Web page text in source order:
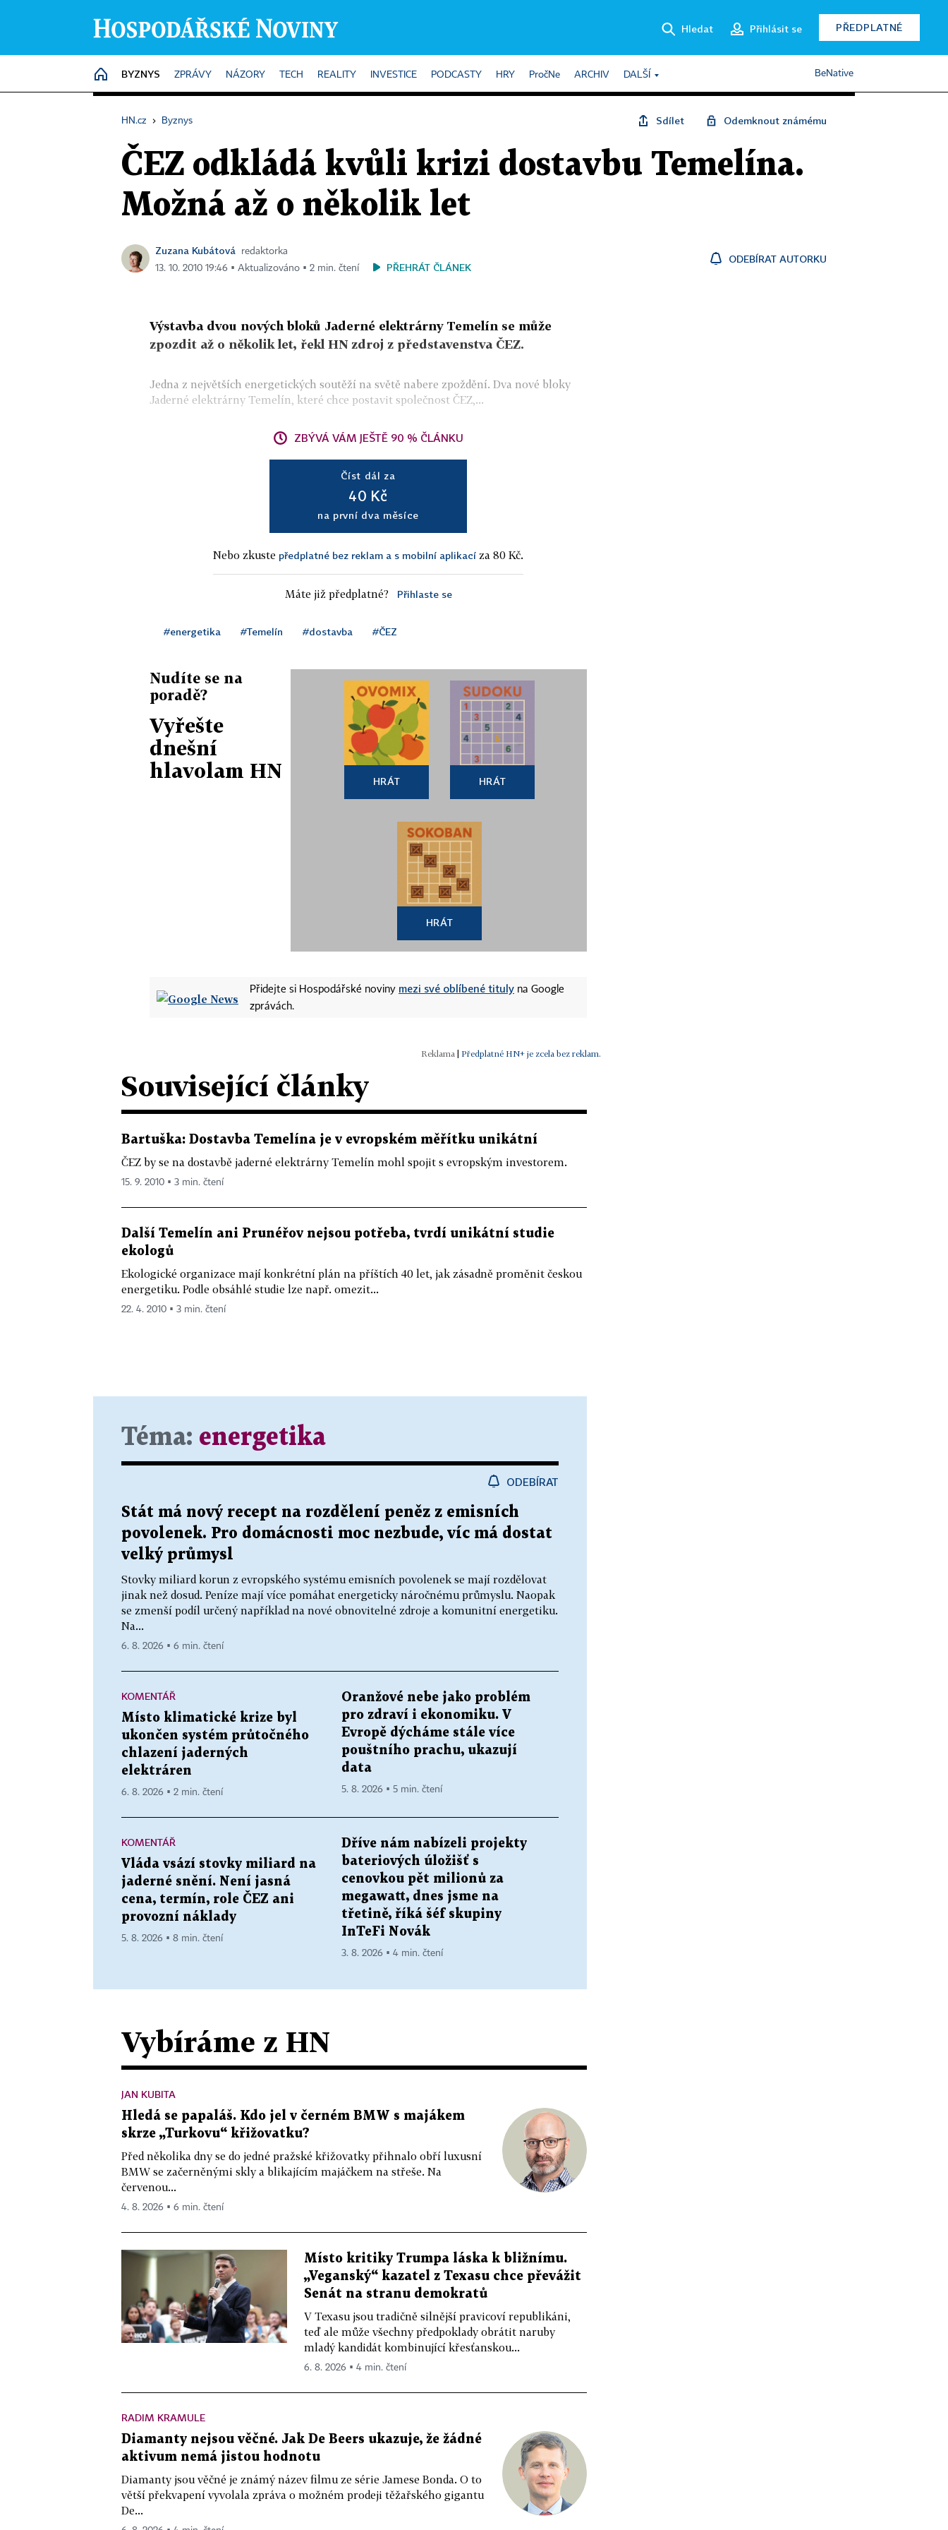
Hledat Přihlásit se PŘEDPLATNÉ
HOME
BYZNYS ZPRÁVY NÁZORY TECH REALITY INVESTICE PODCASTY HRY PročNe ARCHIV DALŠÍ BeNative
HN.cz › Byznys Sdílet Odemknout známému
ČEZ odkládá kvůli krizi dostavbu Temelína.
Možná až o několik let
Zuzana Kubátová
redaktorka
13. 10. 2010 19:46 ▪ Aktualizováno ▪ 2 min. čtení
PŘEHRÁT ČLÁNEK
ODEBÍRAT AUTORKU
Výstavba dvou nových bloků Jaderné elektrárny Temelín se může
zpozdit až o několik let, řekl HN zdroj z představenstva ČEZ.
Jedna z největších energetických soutěží na světě nabere zpoždění. Dva nové bloky
Jaderné elektrárny Temelín, které chce postavit společnost ČEZ,...
ZBÝVÁ VÁM JEŠTĚ 90 % ČLÁNKU
Číst dál za
40 Kč
na první dva měsíce
Nebo zkuste předplatné bez reklam a s mobilní aplikací za 80 Kč.
Máte již předplatné? Přihlaste se
#energetika #Temelín #dostavba #ČEZ
Nudíte se na
poradě?
Vyřešte
dnešní
hlavolam HN
HRÁT HRÁT
HRÁT
Přidejte si Hospodářské noviny mezi své oblíbené tituly na Google
zprávách.
Předplatné HN+ je zcela bez reklam.
Související články
Bartuška: Dostavba Temelína je v evropském měřítku unikátní
ČEZ by se na dostavbě jaderné elektrárny Temelín mohl spojit s evropským investorem.
15. 9. 2010 ▪ 3 min. čtení
Další Temelín ani Prunéřov nejsou potřeba, tvrdí unikátní studie
ekologů
Ekologické organizace mají konkrétní plán na příštích 40 let, jak zásadně proměnit českou
energetiku. Podle obsáhlé studie lze např. omezit...
22. 4. 2010 ▪ 3 min. čtení
Téma: energetika
ODEBÍRAT
Stát má nový recept na rozdělení peněz z emisních
povolenek. Pro domácnosti moc nezbude, víc má dostat
velký průmysl
Stovky miliard korun z evropského systému emisních povolenek se mají rozdělovat
jinak než dosud. Peníze mají více pomáhat energeticky náročnému průmyslu. Naopak
se zmenší podíl určený například na nové obnovitelné zdroje a komunitní energetiku.
Na...
6. 8. 2026 ▪ 6 min. čtení
KOMENTÁŘ
Místo klimatické krize byl
ukončen systém průtočného
chlazení jaderných
elektráren
6. 8. 2026 ▪ 2 min. čtení
Oranžové nebe jako problém
pro zdraví i ekonomiku. V
Evropě dýcháme stále více
pouštního prachu, ukazují
data
5. 8. 2026 ▪ 5 min. čtení
KOMENTÁŘ
Vláda vsází stovky miliard na
jaderné snění. Není jasná
cena, termín, role ČEZ ani
provozní náklady
5. 8. 2026 ▪ 8 min. čtení
Dříve nám nabízeli projekty
bateriových úložišť s
cenovkou pět milionů za
megawatt, dnes jsme na
třetině, říká šéf skupiny
InTeFi Novák
3. 8. 2026 ▪ 4 min. čtení
Vybíráme z HN
JAN KUBITA
Hledá se papaláš. Kdo jel v černém BMW s majákem
skrze „Turkovu“ křižovatku?
Před několika dny se do jedné pražské křižovatky přihnalo obří luxusní
BMW se začerněnými skly a blikajícím majáčkem na střeše. Na
červenou...
4. 8. 2026 ▪ 6 min. čtení
Místo kritiky Trumpa láska k bližnímu.
„Veganský“ kazatel z Texasu chce převážit
Senát na stranu demokratů
V Texasu jsou tradičně silnější pravicoví republikáni,
teď ale může všechny předpoklady obrátit naruby
mladý kandidát kombinující křesťanskou...
6. 8. 2026 ▪ 4 min. čtení
RADIM KRAMULE
Diamanty nejsou věčné. Jak De Beers ukazuje, že žádné
aktivum nemá jistou hodnotu
Diamanty jsou věčné je známý název filmu ze série Jamese Bonda. O to
větší překvapení vyvolala zpráva o možném prodeji těžařského gigantu
De...